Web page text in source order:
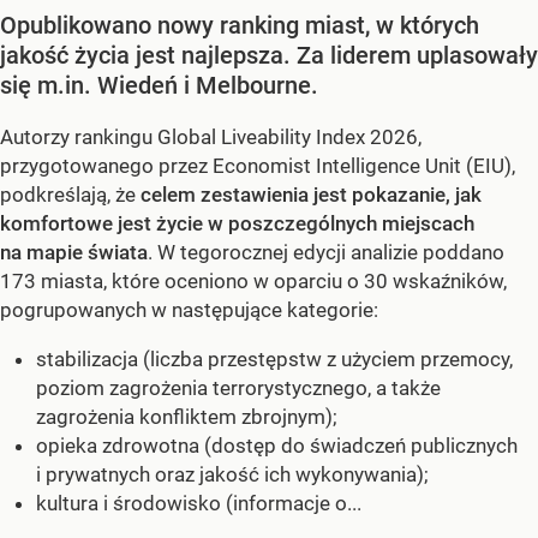
Opublikowano nowy ranking miast, w których
jakość życia jest najlepsza. Za liderem uplasowały
się m.in. Wiedeń i Melbourne.
Autorzy rankingu Global Liveability Index 2026,
przygotowanego przez Economist Intelligence Unit (EIU),
podkreślają, że celem zestawienia jest pokazanie, jak
komfortowe jest życie w poszczególnych miejscach
na mapie świata. W tegorocznej edycji analizie poddano
173 miasta, które oceniono w oparciu o 30 wskaźników,
pogrupowanych w następujące kategorie:
stabilizacja (liczba przestępstw z użyciem przemocy,
poziom zagrożenia terrorystycznego, a także
zagrożenia konfliktem zbrojnym);
opieka zdrowotna (dostęp do świadczeń publicznych
i prywatnych oraz jakość ich wykonywania);
kultura i środowisko (informacje o...